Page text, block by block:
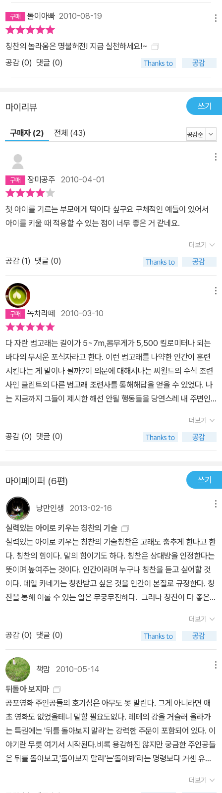
돌이아빠 2010-08-19
칭찬의 놀라움은 명불허전! 지금 실천하세요!~
공감 (0) 댓글 (0)
마이리뷰 쓰기
구매자 (2) 전체 (43)
장미공주 2010-04-01
첫 아이를 기르는 부모에게 딱이다 싶구요 구체적인 예들이 있어서
아이를 키울 때 적용할 수 있는 점이 너무 좋은 거 같네요.
더보기
공감 (1) 댓글 (0)
녹차라떼 2010-03-10
다 자란 범고래는 길이가 5~7m,몸무게가 5,500 킬로미터나 되는
바다의 무서운 포식자라고 한다. 이런 범고래를 나약한 인간이 훈련
시킨다는 게 말이나 될까?이 의문에 대해서나는 씨월드의 수석 조련
사인 클린트외 다른 범고래 조련사를 통해해답을 얻을 수 있었다. 나
는 지금까지 그들이 제시한 해선 안될 행동들을 당연스레 내 주변인
룰을 적용해 왔으며 그 결과는 만족스럽다기 보다는 일시적인 변화나
동일한 상황의 반복 뿐이었다.즉, 나는 사람들의 잘한 행동에 대해서
는 절대 호들갑을 떨지 않았으며 그것이 당연하지 않냐는 암묵적 반
는 잘못한 행동에 대한 피드백이 너무 강해서 상대방이 자신의 긍정
적인 변화를못 느끼게 만들었다는 것이다. 상대방의 변화는 너무 더
디었고 중간 중간 나타나는 잘못된 행동에 대해 나는 인내심과 끈기
가 부족했었다. 1.성공할 수 있는 환경을 조성하라. 2. 실패하거나 잘
하지 못해도 이를 무시하고 관심을 전환하라. 3. 성공을 보상하라. '칭
찬은 아기 고래도 춤추게 한다'는 범고래 조련사 훈련생이자 '조쉬'라
는 아들을 둔 '에이미'가 범고래 훈련 과정이 어떻게 어린 조쉬에게도
적용되는지에 대해 보여주고 있다. 위의 세 가지 룰은 범고래 훈련에
쓰이는가장 기본이 되는 뼈대라고 할 수 있다. 에이미는 조쉬가하는
원하지 않는 음식 먹지 않기, 공갈 젖꼭지나 장난감같은 소유물에 집
착 행동 보이기 등 -에 위의 룰이 어떻게 적용될수 있는지 잘보여주고
있다. 성공은단순히 결승점에 이르는 것이 아니라 거기에 조금씩 접
근해가는 일련의 과정이야. 그리고 결승점에 한 발짝씩 가까이 다가
갈 때마다 그 노력을 인정하고 보상해주어야 해. 중요한 것은 범고래
들이 자기가 한 일에 대해 기분 좋게 느끼거나 뿌듯해 해야 한다는거
야. 발명왕 에디슨은 어린 시절 '저능아'로 불렸다고 한다.호기심을 충
족시키기 위해헛간을 불태운다든지 알을 부화하기위해 거위소리와
날개짓마저도 흉내냈으니얼마나 바보같아 보였을지.하지만 에디슨의
어머니는 에디슨이 잘 될거라는 믿음과 인내심을 가지고 기다렸고 그
로 인한 결과는 에디슨을 천재적인 발명가이자 사업가로 만들었다.
더보기
공감 (0) 댓글 (0)
마이페이퍼 (6편) 쓰기
낭만인생 2013-02-16
실력있는 아이로 키우는 칭찬의 기술
실력있는 아이로 키우는 칭찬의 기술칭찬은 고래도 춤추게 한다고 한
다. 칭찬의 힘이다. 말의 힘이기도 하다. 칭찬은 상대방을 인정한다는
뜻이며 높여주는 것이다. 인간이라며 누구나 칭찬을 듣고 싶어할 것
이다. 데일 카네기는 칭찬받고 싶은 것을 인간이 본질로 규정한다. 칭
찬을 통해 이룰 수 있는 일은 무궁무진하다. 그러나 칭찬이 다 좋은
자들은 칭찬은 결과가 아닌 과정에 주목해야 한다고 가르친다. 아들
이 학교에서 백점을 맞아 왔다면, '우리 아들 최고네, 역시 그럴 줄 알
았어!'라고 해서는 안된다. 이렇게 해야 한다. '우리 아들 멋지네, 이번
에 열심히 노력하니 좋은 결과를 얻게 되었구나!'라고 해야 한다. 결과
가 아닌 과정에 맞추어 칭찬해야 한다.결과 중심의 칭찬을 하면 어떤
것이 해로울까? 교육자들은 이구동성으로 '결과 중심의 칭찬은 아이
들로 하여금 좋은 결과를 얻지 못할 것 같은 모험을 하지 않게 되며,
결국 발전이 없게 된다'고 말한다. 즉 나는 실력이 좋기 때문에 어려운
문제를 풀어 실력이 안 좋은 아이로 비추어지지 말아야 한다는 걱정
이 앞서게 되어 모험을 하지 않게 된다. 지금 자신이 알고 쉬운 것만을
하려한다. 이러한 반복은 점도 높은 단계로 가는 것을 막으며, 실수할
경우 자책감을 가지게 만들어 패배자로 스스로 낙인 찍어 버린다.반
더보기
공감 (0) 댓글 (0)
책맘 2010-05-14
뒤돌아 보지마
공포영화 주인공들의 호기심은 아무도 못 말린다. 그게 아니라면 애
초 영화도 없었을테니 말할 필요도없다. 레테의 강을 거슬러 올라가
는 특권에는 '뒤를 돌아보지 말라'는 강력한 주문이 포함되어 있다. 이
야기란 무릇 여기서 시작된다.비록 용감하진 않지만 궁금한 주인공들
은 뒤를 돌아보고,'돌아보지 말라'는'돌아봐'라는 명령보다 거센 유혹
말라는 상자를 열지 않았다면, 눈을 뜨지 말라는 에로스의 청을 프시
더보기